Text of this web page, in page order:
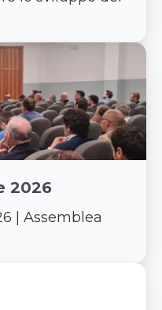
2026
| Assemblea